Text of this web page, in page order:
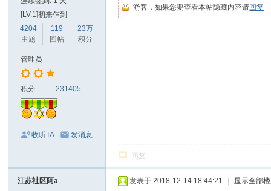
[LV.1]初来乍到
4204
主题
119
回帖
23万
积分
管理员
积分 231405
收听TA 发消息
游客，如果您要查看本帖隐藏内容请回复
回复
江苏社区阿a 发表于 2018-12-14 18:44:21 显示全部